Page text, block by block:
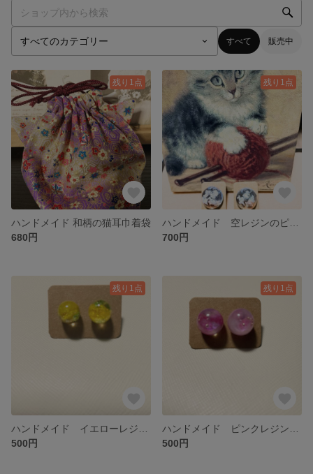
すべて 販売中
残り1点
ハンドメイド 和柄の猫耳巾着袋
680円
残り1点
700円
残り1点
500円
残り1点
500円